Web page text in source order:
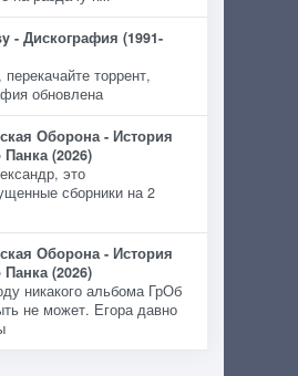
- Дискография (1991-
торрент,
обновлена
Оборона - История
(2026)
это
сборники на 2
Оборона - История
(2026)
никакого альбома ГрОб
не может. Егора давно